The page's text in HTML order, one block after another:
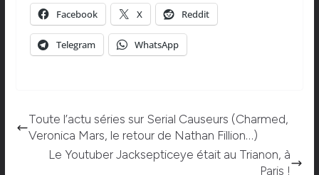
Facebook X Reddit
Telegram WhatsApp
Toute l’actu séries sur Serial Causeurs (Charmed,
Veronica Mars, le retour de Nathan Fillion…)
Le Youtuber Jacksepticeye était au Trianon, à
Paris !